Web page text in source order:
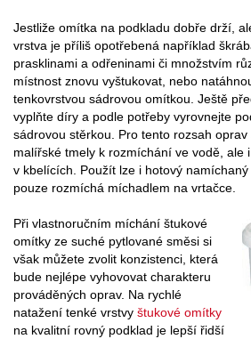
Jestliže omítka na podkladu dobře drží,
vrstva je příliš opotřebená například
prasklinami a odřeninami či množstvím
místnost znovu vyštukovat, nebo
tenkovrstvou sádrovou omítkou. Ještě
vyplňte díry a podle potřeby vyrovnejte
sádrovou stěrkou. Pro tento rozsah
malířské tmely k rozmíchání ve vodě, ale
v kbelících. Použít lze i hotový
pouze rozmíchá míchadlem na vrtačce.
Při vlastnoručním míchání štukové
omítky ze suché pytlované směsi si
však můžete zvolit konzistenci, která
bude nejlépe vyhovovat charakteru
prováděných oprav. Na rychlé
natažení tenké vrstvy štukové omítky
na kvalitní rovný podklad je lepší řidší